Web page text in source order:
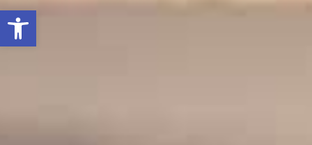
Ouvrir la barre d’outils